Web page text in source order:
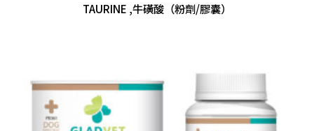
TAURINE ,牛磺酸（粉劑/膠囊）